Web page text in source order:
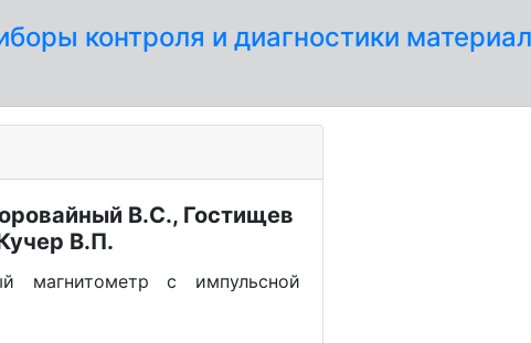
контроля и диагностики
В.С., Гостищев
В.П.
магнитометр с импульсной